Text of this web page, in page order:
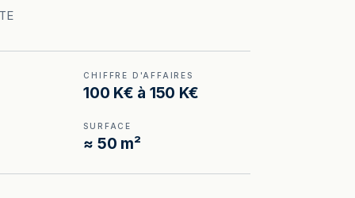
CHIFFRE D'AFFAIRES
100 K€ à 150 K€
SURFACE
≈ 50 m²